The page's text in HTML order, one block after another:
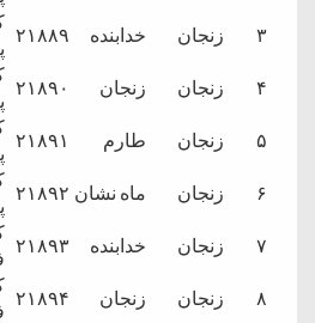
۳
زنجان خدابنده ۲۱۸۸۹
۴
زنجان زنجان ۲۱۸۹۰
۵
زنجان طارم ۲۱۸۹۱
۶
زنجان ماه نشان ۲۱۸۹۲
۷
زنجان خدابنده ۲۱۸۹۳
۸
زنجان زنجان ۲۱۸۹۴